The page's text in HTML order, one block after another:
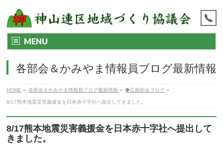
MENU
各部会＆かみやま情報員ブログ最新情報
HOME » 各部会＆かみやま情報員ブログ最新情報 » ◆広報部会ブログ »
8/17熊本地震災害義援金を日本赤十字社へ提出してきました。
8/17熊本地震災害義援金を日本赤十字社へ提出して
きました。